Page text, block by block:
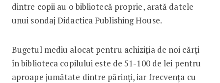
dintre copii au o bibliotecă proprie, arată datele
unui sondaj Didactica Publishing House.
Bugetul mediu alocat pentru achiziția de noi cărți
în biblioteca copilului este de 51-100 de lei pentru
aproape jumătate dintre părinți, iar frecvența cu